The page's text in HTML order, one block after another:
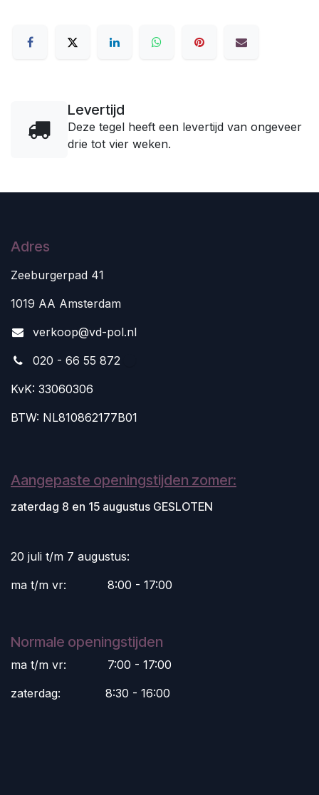
Levertijd
Deze tegel heeft een levertijd van ongeveer
drie tot vier weken.
Adres
Zeeburgerpad 41
1019 AA Amsterdam
verkoop@vd-pol.nl
020 - 66 55 872
KvK: 33060306
BTW: NL810862177B01
Aangepaste openingstijden zomer:
zaterdag 8 en 15 augustus GESLOTEN
20 juli t/m 7 augustus:
ma t/m vr:
​8:00 - 17:00
Normale openingstijden
ma t/m vr:
​7:00 - 17:00
zaterdag:
​8:30 - 16:00